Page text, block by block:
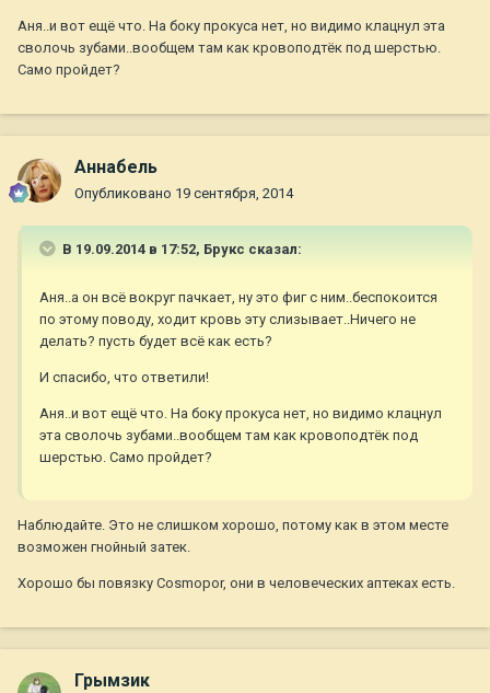
Аня..и вот ещё что. На боку прокуса нет, но видимо клацнул эта
сволочь зубами..вообщем там как кровоподтёк под шерстью.
Само пройдет?
Aннaбель
Опубликовано 19 сентября, 2014
В 19.09.2014 в 17:52, Брукс сказал:
Аня..а он всё вокруг пачкает, ну это фиг с ним..беспокоится
по этому поводу, ходит кровь эту слизывает..Ничего не
делать? пусть будет всё как есть?
И спасибо, что ответили!
Аня..и вот ещё что. На боку прокуса нет, но видимо клацнул
эта сволочь зубами..вообщем там как кровоподтёк под
шерстью. Само пройдет?
Наблюдайте. Это не слишком хорошо, потому как в этом месте
возможен гнойный затек.
Хорошо бы повязку Cosmopor, они в человеческих аптеках есть.
Грымзик